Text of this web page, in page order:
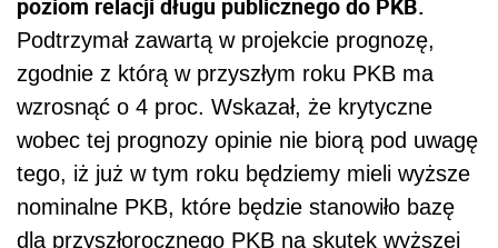
poziom relacji długu publicznego do PKB.
Podtrzymał zawartą w projekcie prognozę,
zgodnie z którą w przyszłym roku PKB ma
wzrosnąć o 4 proc. Wskazał, że krytyczne
wobec tej prognozy opinie nie biorą pod uwagę
tego, iż już w tym roku będziemy mieli wyższe
nominalne PKB, które będzie stanowiło bazę
dla przyszłorocznego PKB na skutek wyższej